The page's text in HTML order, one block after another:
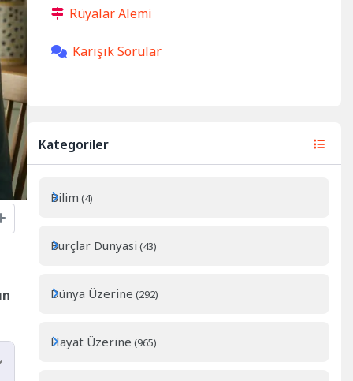
Rüyalar Alemi
Karışık Sorular
Kategoriler
Bilim (4)
Burçlar Dunyasi (43)
Dünya Üzerine (292)
Hayat Üzerine (965)